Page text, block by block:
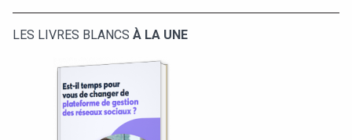
LES LIVRES BLANCS À LA UNE